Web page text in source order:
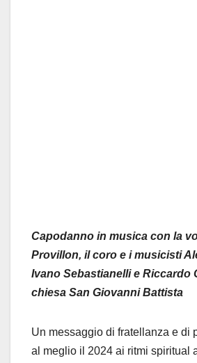
Capodanno in musica con la
Provillon, il coro e i musicisti
Ivano Sebastianelli e Riccardo
chiesa San Giovanni Battista
Un messaggio di fratellanza e di
al meglio il 2024 ai ritmi spiritual